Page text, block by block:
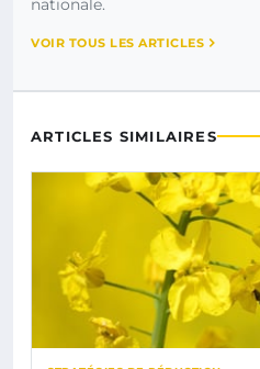
nationale.
VOIR TOUS LES ARTICLES
ARTICLES SIMILAIRES